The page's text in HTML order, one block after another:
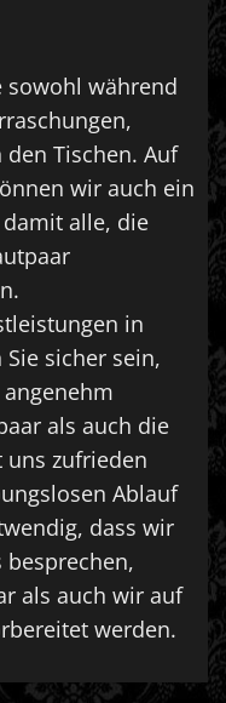
sowohl während
den Tischen. Auf
wir auch ein
alle, die
in
sicher sein,
als auch die
uns zufrieden
Ablauf
dass wir
als auch wir auf
werden.